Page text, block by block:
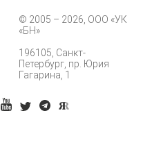
© 2005 – 2026, ООО «УК
«БН»
196105, Санкт-
Петербург, пр. Юрия
Гагарина, 1